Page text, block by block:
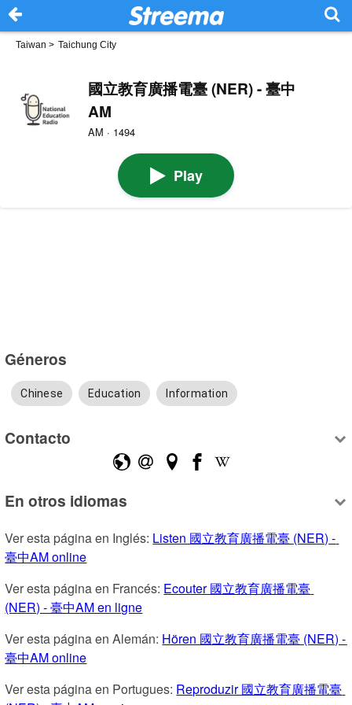
Taiwan > Taichung City
國立教育廣播電臺 (NER) - 臺中
AM
AM · 1494
Play
Géneros
Chinese Education Information
Contacto
En otros idiomas
Ver esta página en Inglés: Listen 國立教育廣播電臺 (NER) -
臺中AM online
Ver esta página en Francés: Ecouter 國立教育廣播電臺
(NER) - 臺中AM en ligne
Ver esta página en Alemán: Hören 國立教育廣播電臺 (NER) -
臺中AM online
Ver esta página en Portugues: Reproduzir 國立教育廣播電臺